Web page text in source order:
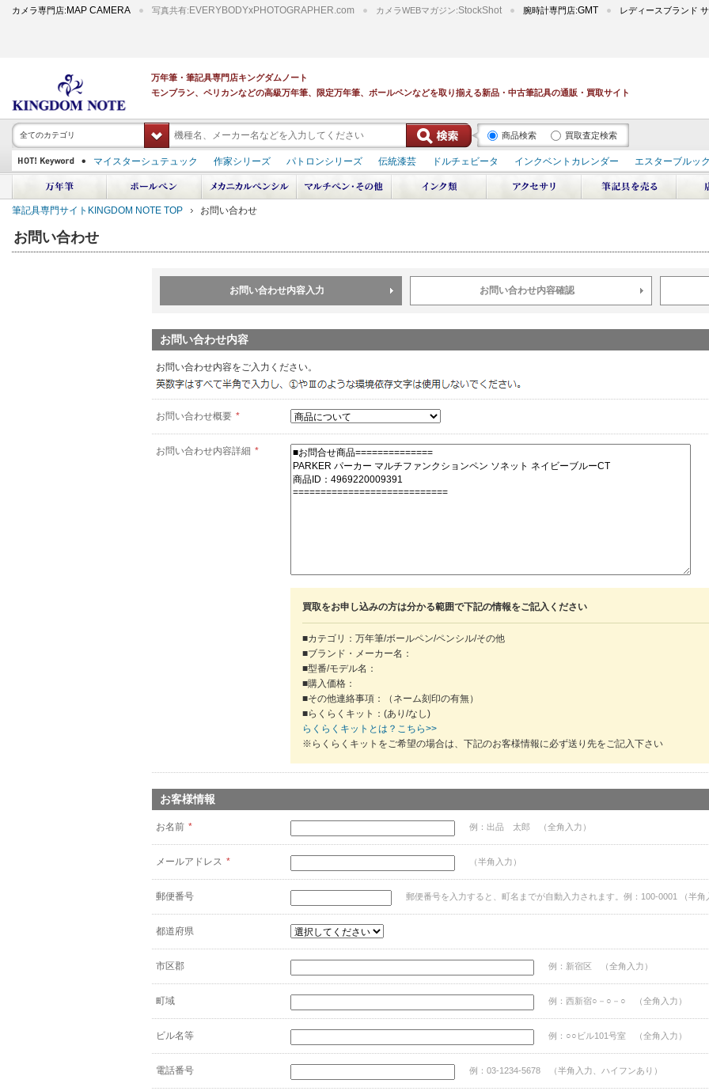
カメラ専門店: MAP CAMERA 写真共有: EVERYBODYxPHOTOGRAPHER.com カメラWEBマガジン:StockShot 腕時計専門店:GMT レディースブランド
万年筆・筆記具専門店キングダムノート
モンブラン、ペリカンなどの高級万年筆、限定万年筆、ボールペンなどを取り揃える新品・中古筆記具の通販・買取サイト
全てのカテゴリ 商品検索 買取査定検索
マイスターシュテュック 作家シリーズ パトロンシリーズ 伝統漆芸 ドルチェビータ インクベントカレンダー
エスターブルッ
スーベレーン
PILOT 蒔絵 ダイアミン ボトルインク デュポン スペース オデッセイ 輪島屋善仁 深海 エテルニタ･アヴァンティ
中屋万年筆
プラチナ 出雲 キングダムノート別注 アルマンドシモーニクラブ ペリカン オーシャンスワール 源氏物語 作家シリーズ
パトロンシリ
筆記具専門サイトKINGDOM NOTE TOP お問い合わせ
お問い合わせ
お問い合わせ内容入力 お問い合わせ内容確認
お問い合わせ内容
お問い合わせ内容をご入力ください。
お問い合わせ概要 *
お問い合わせ内容詳細 *
買取をお申し込みの方は分かる範囲で下記の情報をご記入ください
■カテゴリ：万年筆/ボールペン/ペンシル/その他
■ブランド・メーカー名：
■型番/モデル名：
■購入価格：
■その他連絡事項：（ネーム刻印の有無）
■らくらくキット：(あり/なし)
らくらくキットとは？こちら>>
※らくらくキットをご希望の場合は、下記のお客様情報に必ず送り先をご記入下さい
お客様情報
お名前 * 例：出品 太郎 （全角入力）
メールアドレス * （半角入力）
郵便番号 郵便番号を入力すると、町名までが自動入力されます。例：100-0001 （半角
都道府県
市区郡 例：新宿区 （全角入力）
町域 例：西新宿○－○－○ （全角入力）
ビル名等 例：○○ビル101号室 （全角入力）
電話番号 例：03-1234-5678 （半角入力、ハイフンあり）